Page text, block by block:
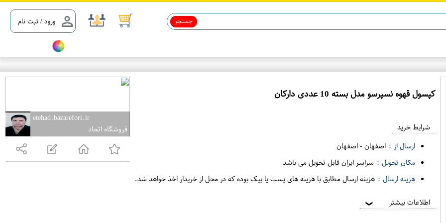
ورود / ثبت نام جستجو
etehad.bazarefori.ir
فروشگاه اتحاد
کپسول قهوه نسپرسو مدل بسته 10 عددی دارکان
شرایط خرید
ارسال از : اصفهان-اصفهان
مکان تحویل : سراسر ایران قابل تحویل می باشد
هزینه ارسال : هزینه ارسال مطابق با هزینه های پست یا پیک بوده که در محل از خریدار اخذ خواهد شد.
اطلاعات بیشتر ❯